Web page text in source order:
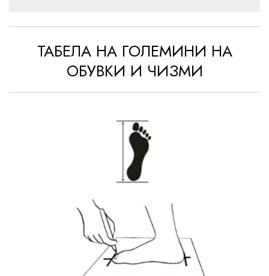
ТАБЕЛА НА ГОЛЕМИНИ НА
ОБУВКИ И ЧИЗМИ